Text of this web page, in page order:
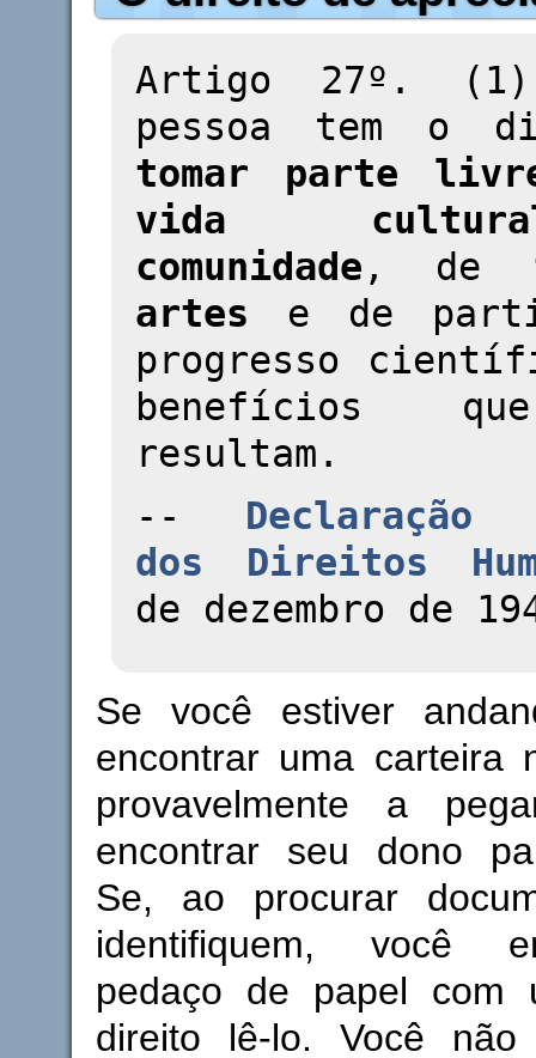
Artigo 27º.
pessoa tem o
tomar parte
vida
comunidade , de
artes e de
progresso
benefícios
resultam.
-- Declaração
dos Direitos
de dezembro de
Se você estiver
encontrar uma carteira
provavelmente a
encontrar seu dono
Se, ao procurar
identifiquem, você
pedaço de papel com
direito lê-lo. Você não